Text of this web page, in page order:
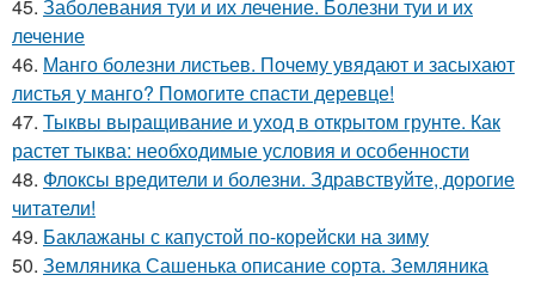
45. Заболевания туи и их лечение. Болезни туи и их
лечение
46. Манго болезни листьев. Почему увядают и засыхают
листья у манго? Помогите спасти деревце!
47. Тыквы выращивание и уход в открытом грунте. Как
растет тыква: необходимые условия и особенности
48. Флоксы вредители и болезни. Здравствуйте, дорогие
читатели!
49. Баклажаны с капустой по-корейски на зиму
50. Земляника Сашенька описание сорта. Земляника